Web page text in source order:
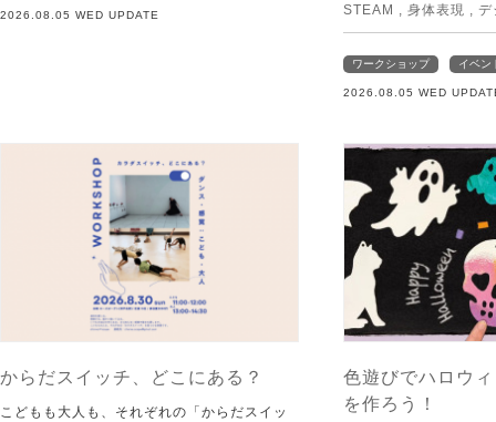
2026.08.05 WED UPDATE STEAM 身体表現 デ
ワークショップ イベン
2026.08.05 WED
からだスイッチ、どこにある？
こどもも大人も、それぞれの「からだスイッ
色遊びでハロウ
を作ろう！